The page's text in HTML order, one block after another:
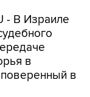
- В Израиле
в
в